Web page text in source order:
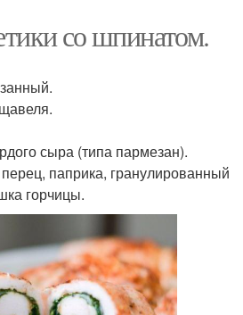
со шпинатом.
сыра (типа пармезан).
паприка, гранулированный
горчицы.